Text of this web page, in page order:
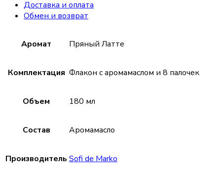
Доставка и оплата
Обмен и возврат
Аромат Пряный Латте
Комплектация Флакон с аромамаслом и 8 палочек
Объем 180 мл
Состав Аромамасло
Производитель Sofi de Marko